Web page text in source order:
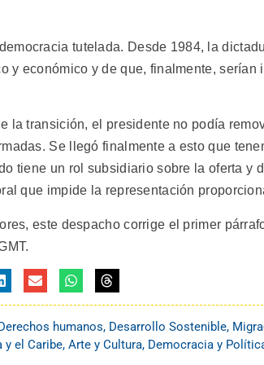
tutelada. Desde 1984, la
y económico y de que, finalmente,
la transición, el presidente no podía
Se llegó finalmente a esto que
tiene un rol subsidiario sobre la oferta y
que impide la representación
este despacho corrige el primer
humanos, Desarrollo Sostenible,
y el Caribe, Arte y Cultura, Democracia y